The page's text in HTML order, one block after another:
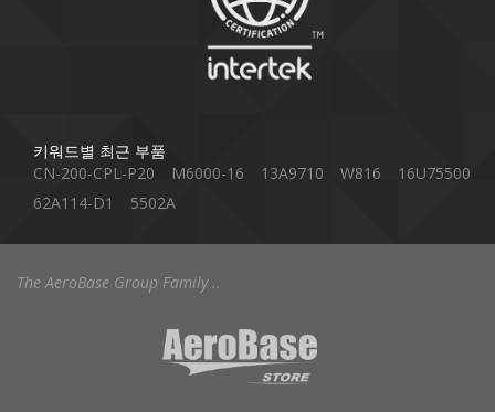
키워드별 최근 부품
CN-200-CPL-P20
M6000-16 13A9710 W816
16U75500
62A114-D1
5502A
The AeroBase Group Family ..